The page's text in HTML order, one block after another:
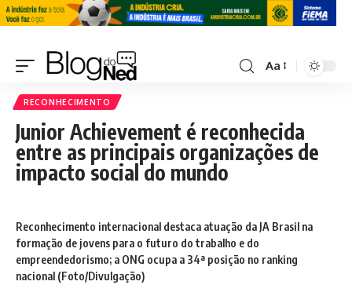
Aa
RECONHECIMENTO
Junior Achievement é reconhecida
entre as principais organizações de
impacto social do mundo
Reconhecimento internacional destaca atuação da JA Brasil na
formação de jovens para o futuro do trabalho e do
empreendedorismo; a ONG ocupa a 34ª posição no ranking
nacional (Foto/Divulgação)